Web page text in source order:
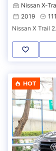
Nissan X-
2019
Nissan X Trail
HOT